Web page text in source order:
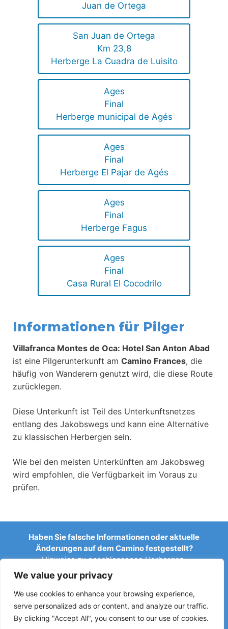
We value your privacy
We use cookies to enhance your browsing experience,
serve personalized ads or content, and analyze our traffic.
By clicking "Accept All", you consent to our use of cookies.
Juan de Ortega
San Juan de Ortega
Km 23,8
Herberge La Cuadra de Luisito
Ages
Final
Herberge municipal de Agés
Ages
Final
Herberge El Pajar de Agés
Ages
Final
Herberge Fagus
Ages
Final
Casa Rural El Cocodrilo
Informationen für Pilger
Villafranca Montes de Oca: Hotel San Anton Abad
ist eine Pilgerunterkunft am Camino Frances, die
häufig von Wanderern genutzt wird, die diese Route
zurücklegen.
Diese Unterkunft ist Teil des Unterkunftsnetzes
entlang des Jakobswegs und kann eine Alternative
zu klassischen Herbergen sein.
Wie bei den meisten Unterkünften am Jakobsweg
wird empfohlen, die Verfügbarkeit im Voraus zu
prüfen.
Haben Sie falsche Informationen oder aktuelle
Änderungen auf dem Camino festgestellt?
Hinweise zu geschlossenen Herbergen,
Überschwemmungen, Umleitungen, Bauarbeiten oder
anderen Änderungen helfen, den Reiseführer aktuell zu
halten.
Schreiben Sie uns an:elperegrino.online@gmail.com